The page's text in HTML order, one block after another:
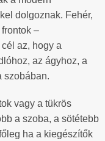
dolgoznak. Fehér,
–
az, hogy a
az ágyhoz, a
szobában.
vagy a tükrös
a szoba, a sötétebb
ha a kiegészítők